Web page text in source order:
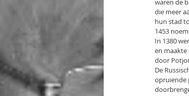
waren de
die meer
hun stad
1453
In 1380
en maakte
door
De
opruiende